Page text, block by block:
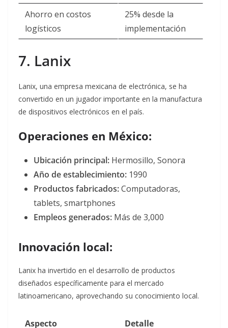
Ahorro en costos
logísticos
25% desde la
implementación
7. Lanix
Lanix, una empresa mexicana de electrónica, se ha
convertido en un jugador importante en la manufactura
de dispositivos electrónicos en el país.
Operaciones en México:
Ubicación principal: Hermosillo, Sonora
Año de establecimiento: 1990
Productos fabricados:Computadoras,
tablets, smartphones
Empleos generados: Más de 3,000
Innovación local:
Lanix ha invertido en el desarrollo de productos
diseñados específicamente para el mercado
latinoamericano, aprovechando su conocimiento local.
Aspecto Detalle